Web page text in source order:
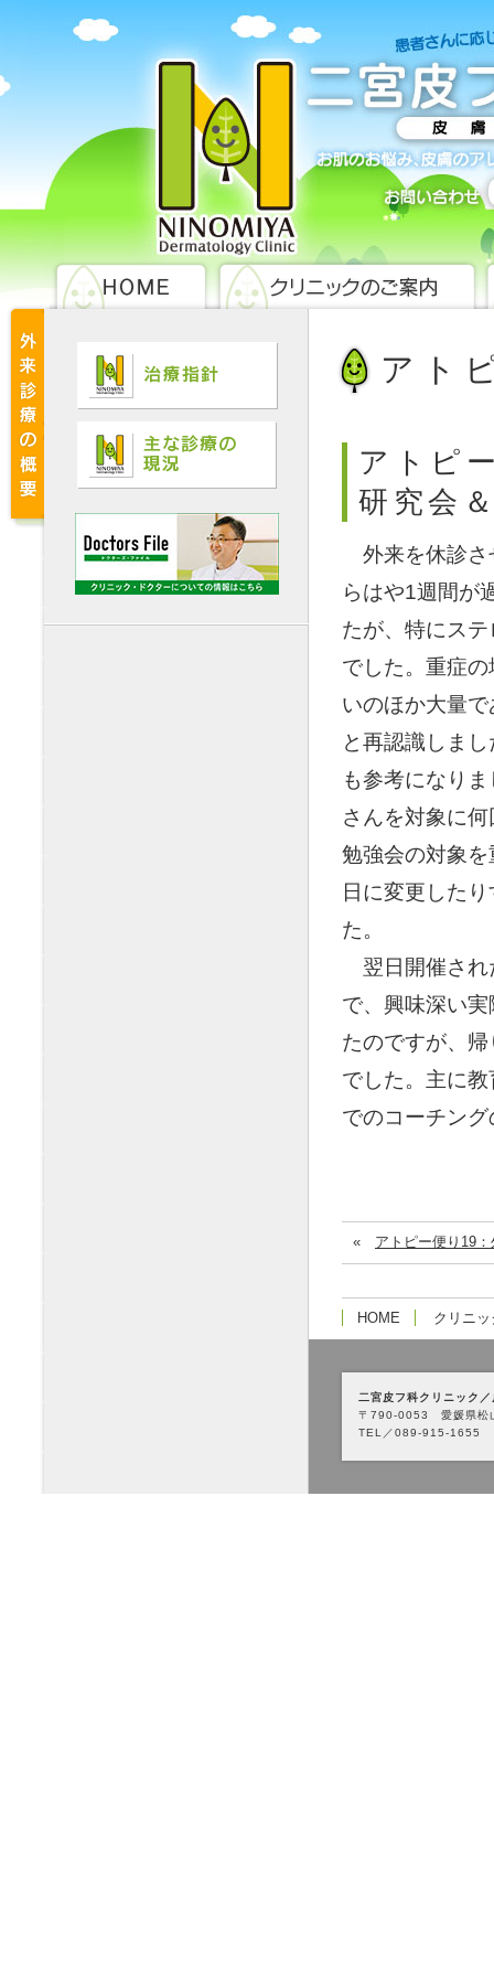
アト
アトピ
研究会
外来を休診さ
らはや1週間が
たが、特にス
でした。重症
いのほか大量
と再認識しま
も参考になり
さんを対象に
勉強会の対象
日に変更した
た。
翌日開催され
で、興味深い
たのですが、
でした。主に
でのコーチン
« アトピー便り19
HOME クリニ
二宮皮フ科クリニック
〒790-0053 愛媛県松
TEL／089-915-1655